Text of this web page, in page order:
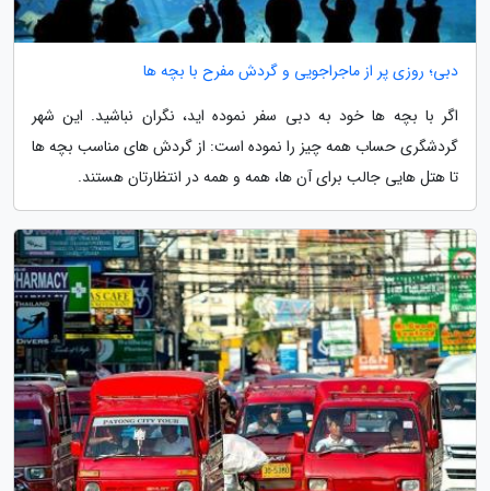
دبی؛ روزی پر از ماجراجویی و گردش مفرح با بچه ها
اگر با بچه ها خود به دبی سفر نموده اید، نگران نباشید. این شهر
گردشگری حساب همه چیز را نموده است: از گردش های مناسب بچه ها
تا هتل هایی جالب برای آن ها، همه و همه در انتظارتان هستند.